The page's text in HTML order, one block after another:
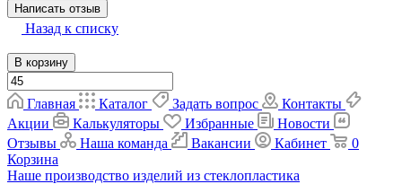
Написать отзыв
Назад к списку
В корзину
Главная Каталог Задать вопрос
Контакты
Акции
Калькуляторы Избранные
Новости
Отзывы
Наша команда Вакансии Кабинет
0
Корзина
Наше производство изделий из стеклопластика